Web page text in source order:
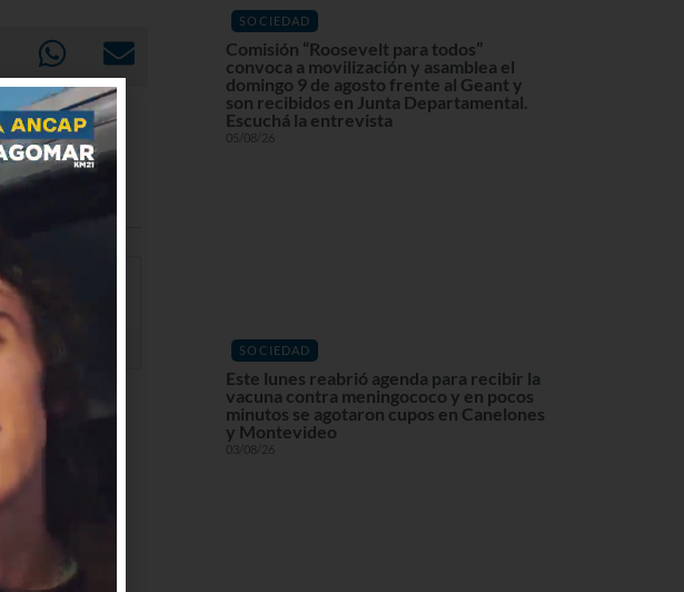
SOCIEDAD
Comisión “Roosevelt para todos”
convoca a movilización y asamblea el
domingo 9 de agosto frente al Geant y
son recibidos en Junta Departamental.
Escuchá la entrevista
05/08/26
SOCIEDAD
Este lunes reabrió agenda para recibir la
vacuna contra meningococo y en pocos
minutos se agotaron cupos en Canelones
y Montevideo
03/08/26